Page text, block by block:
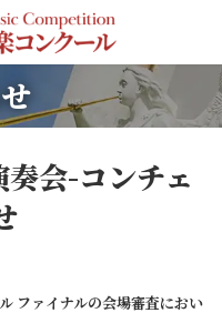
会-コンチェ
ファイナルの会場審査におい